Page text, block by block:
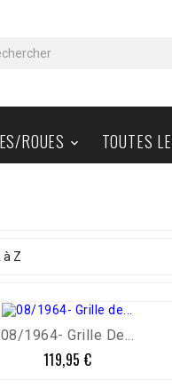

ROUES TOUTES
à Z
08/1964- Grille De...
Prix
119,95 €